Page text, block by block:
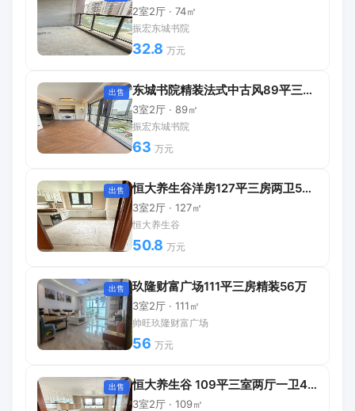
2室2厅 · 74㎡
振宏东城书院
32.8 万元
出售 东城书院精装法式中古风89平三房63万
3室2厅 · 89㎡
振宏东城书院
63 万元
出售 恒大养生谷洋房127平三房两卫50.8万
3室2厅 · 127㎡
恒大养生谷
50.8 万元
出售 玖隆财富广场111平三房精装56万
3室2厅 · 111㎡
帅旺玖隆财富广场
56 万元
出售 恒大养生谷 109平三室两厅一卫40万
3室2厅 · 109㎡